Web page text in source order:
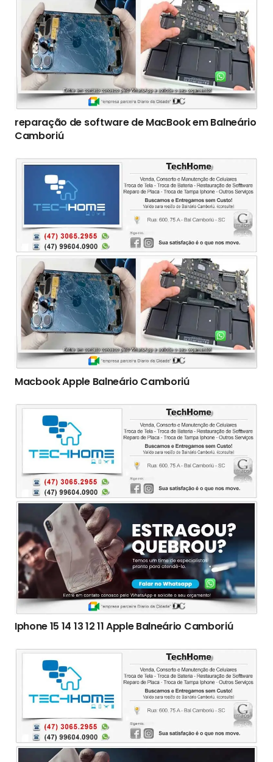
reparação de software de MacBook em Balneário
Camboriú
Macbook Apple Balneário Camboriú
Iphone 15 14 13 12 11 Apple Balneário Camboriú